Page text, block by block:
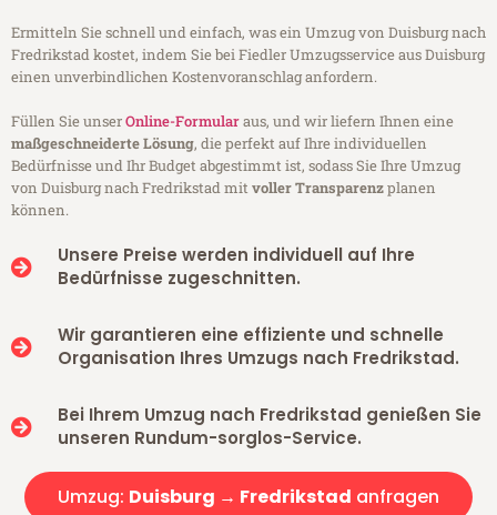
Ermitteln Sie schnell und einfach, was ein Umzug von Duisburg nach
Fredrikstad kostet, indem Sie bei Fiedler Umzugsservice aus Duisburg
einen unverbindlichen Kostenvoranschlag anfordern.
Füllen Sie unserOnline-Formularaus, und wir liefern Ihnen eine
maßgeschneiderte Lösung, die perfekt auf Ihre individuellen
Bedürfnisse und Ihr Budget abgestimmt ist, sodass Sie Ihre Umzug
von Duisburg nach Fredrikstad mitvoller Transparenzplanen
können.
Unsere Preise werden individuell auf Ihre
Bedürfnisse zugeschnitten.
Wir garantieren eine effiziente und schnelle
Organisation Ihres Umzugs nach Fredrikstad.
Bei Ihrem Umzug nach Fredrikstad genießen Sie
unseren Rundum-sorglos-Service.
Umzug: Duisburg → Fredrikstad anfragen